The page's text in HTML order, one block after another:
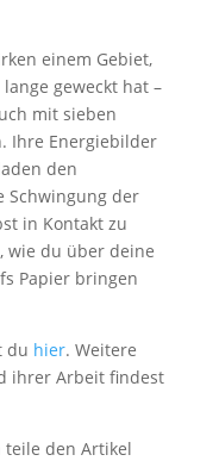
einem Gebiet,
geweckt hat –
mit sieben
Ihre Energiebilder
den
Schwingung der
in Kontakt zu
wie du über deine
Papier bringen
du hier. Weitere
ihrer Arbeit findest
teile den Artikel